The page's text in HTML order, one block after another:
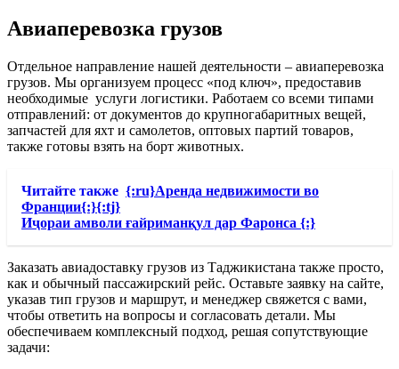
Авиаперевозка грузов
Отдельное направление нашей деятельности – авиаперевозка
грузов. Мы организуем процесс «под ключ», предоставив
необходимые услуги логистики. Работаем со всеми типами
отправлений: от документов до крупногабаритных вещей,
запчастей для яхт и самолетов, оптовых партий товаров,
также готовы взять на борт животных.
Читайте также {:ru}Аренда недвижимости во
Франции{:}{:tj}
Иҷораи амволи ғайриманқул дар Фаронса {:}
Заказать авиадоставку грузов из Таджикистана также просто,
как и обычный пассажирский рейс. Оставьте заявку на сайте,
указав тип грузов и маршрут, и менеджер свяжется с вами,
чтобы ответить на вопросы и согласовать детали. Мы
обеспечиваем комплексный подход, решая сопутствующие
задачи: